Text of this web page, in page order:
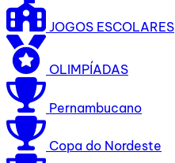
JOGOS ESCOLARES
OLIMPÍADAS
Pernambucano
Copa do Nordeste